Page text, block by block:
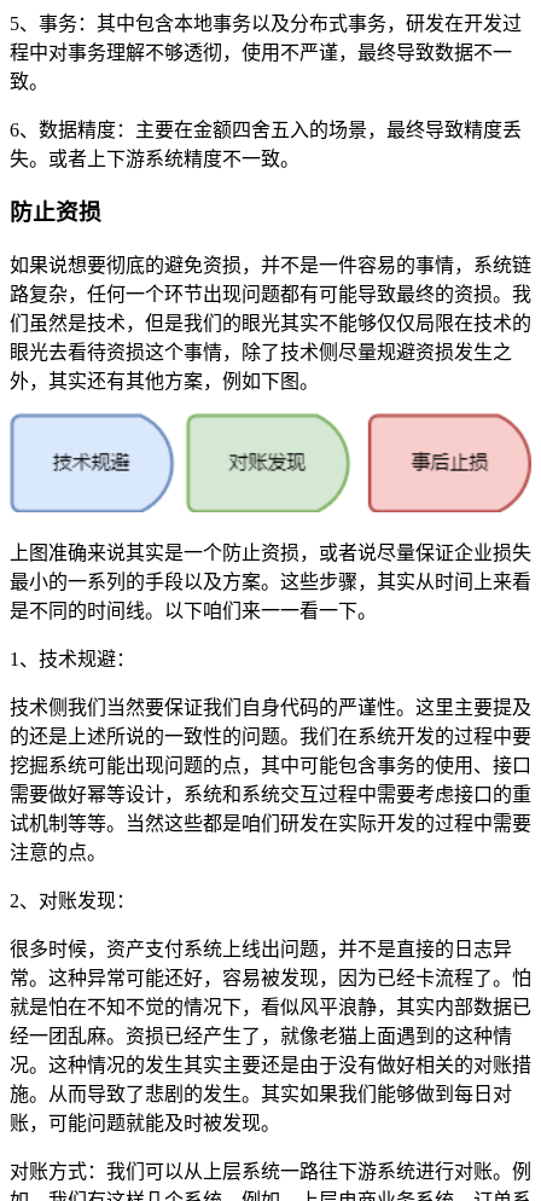
5、事务：其中包含本地事务以及分布式事务，研发在开发过
程中对事务理解不够透彻，使用不严谨，最终导致数据不一
致。
6、数据精度：主要在金额四舍五入的场景，最终导致精度丢
失。或者上下游系统精度不一致。
防止资损
如果说想要彻底的避免资损，并不是一件容易的事情，系统链
路复杂，任何一个环节出现问题都有可能导致最终的资损。我
们虽然是技术，但是我们的眼光其实不能够仅仅局限在技术的
眼光去看待资损这个事情，除了技术侧尽量规避资损发生之
外，其实还有其他方案，例如下图。
上图准确来说其实是一个防止资损，或者说尽量保证企业损失
最小的一系列的手段以及方案。这些步骤，其实从时间上来看
是不同的时间线。以下咱们来一一看一下。
1、技术规避：
技术侧我们当然要保证我们自身代码的严谨性。这里主要提及
的还是上述所说的一致性的问题。我们在系统开发的过程中要
挖掘系统可能出现问题的点，其中可能包含事务的使用、接口
需要做好幂等设计，系统和系统交互过程中需要考虑接口的重
试机制等等。当然这些都是咱们研发在实际开发的过程中需要
注意的点。
2、对账发现：
很多时候，资产支付系统上线出问题，并不是直接的日志异
常。这种异常可能还好，容易被发现，因为已经卡流程了。怕
就是怕在不知不觉的情况下，看似风平浪静，其实内部数据已
经一团乱麻。资损已经产生了，就像老猫上面遇到的这种情
况。这种情况的发生其实主要还是由于没有做好相关的对账措
施。从而导致了悲剧的发生。其实如果我们能够做到每日对
账，可能问题就能及时被发现。
对账方式：我们可以从上层系统一路往下游系统进行对账。例